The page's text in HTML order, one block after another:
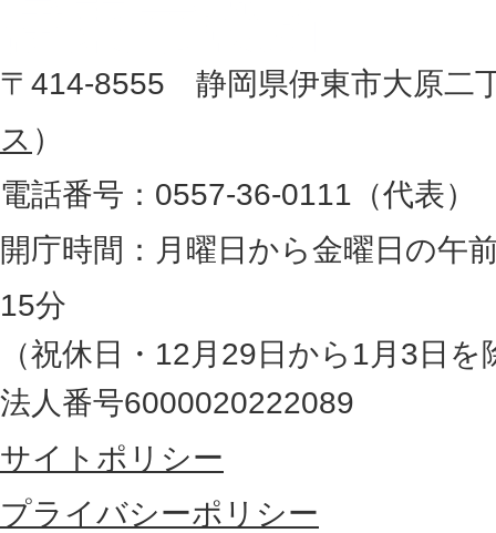
地
図
。
静
岡
県
の
最
東
部
に
所
〒414-8555 静岡県伊東市大原二
ス ）
電話番号：0557-36-0111（代表）
開庁時間：月曜日から金曜日の午
15分
（祝休日・12月29日から1月3日を
法人番号6000020222089
サイトポリシー
プライバシーポリシー